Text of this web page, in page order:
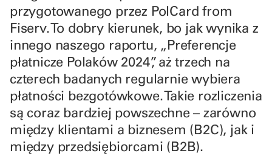
przygotowanego przez PolCard from
Fiserv. To dobry kierunek, bo jak wynika z
innego naszego raportu, „Preferencje
płatnicze Polaków 2024”, aż trzech na
czterech badanych regularnie wybiera
płatności bezgotówkowe. Takie rozliczenia
są coraz bardziej powszechne – zarówno
między klientami a biznesem (B2C), jak i
między przedsiębiorcami (B2B).